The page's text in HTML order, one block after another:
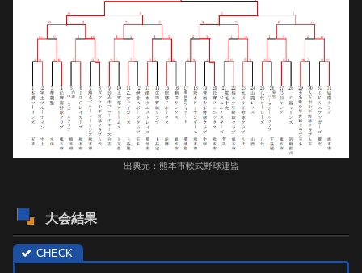
出典元：熊本市軟式野球連盟
大会結果